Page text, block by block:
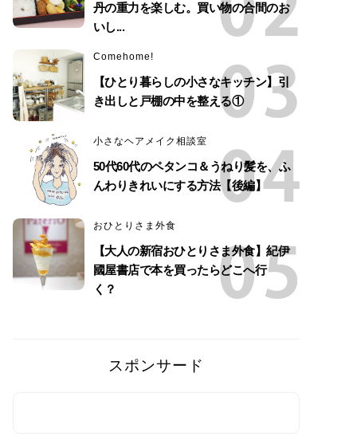
丹の重力を楽しむ。買い物の合間のお
いし...
Comehome!
【ひとり暮らしの小さなキッチン】引
き出しと戸棚の中を整える①
小さなヘアメイク相談室
50代60代のペタンコ＆うねり髪を、ふ
んわりきれいにする方法【後編】
おひとりさま外食
【大人の新宿おひとりさま外食】紀伊
國屋書店で本を買ったらどこへ行
く？
スポンサード